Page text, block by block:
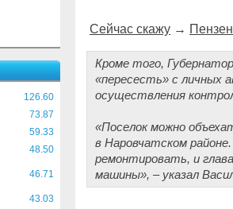
126.60
73.87
59.33
48.50
46.71
43.03
Сейчас скажу →
Кроме того,
«пересесть» с личных
осуществления
«Поселок можно
в Наровчатском
ремонтировать, и
машины», – указал